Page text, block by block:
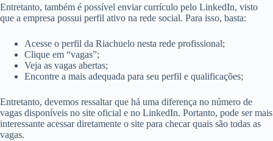
Entretanto, também é possível enviar currículo pelo LinkedIn, visto
que a empresa possui perfil ativo na rede social. Para isso, basta:
Acesse o perfil da Riachuelo nesta rede profissional;
Clique em “vagas”;
Veja as vagas abertas;
Encontre a mais adequada para seu perfil e qualificações;
Entretanto, devemos ressaltar que há uma diferença no número de
vagas disponíveis no site oficial e no LinkedIn. Portanto, pode ser mais
interessante acessar diretamente o site para checar quais são todas as
vagas.